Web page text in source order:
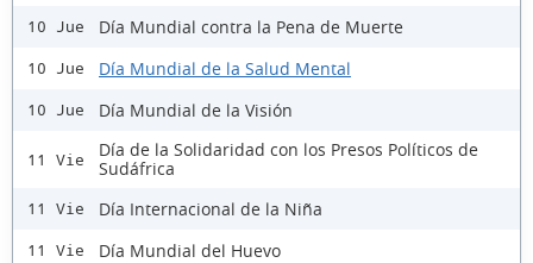
10 Jue Día Mundial contra la Pena de Muerte
10 Jue Día Mundial de la Salud Mental
10 Jue Día Mundial de la Visión
11 Vie
Día de la Solidaridad con los Presos Políticos de
Sudáfrica
11 Vie Día Internacional de la Niña
11 Vie Día Mundial del Huevo